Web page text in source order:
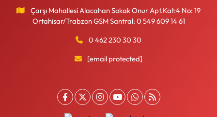
Çarşı Mahallesi Alacahan Sokak Onur Apt.Kat:4 No: 19
Ortahisar/Trabzon GSM Santral: 0 549 609 14 61
0 462 230 30 30
[email protected]